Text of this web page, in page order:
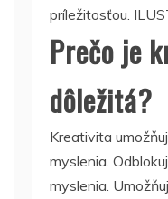
príležitosťou.
Prečo je
dôležitá?
Kreativita
myslenia.
myslenia.